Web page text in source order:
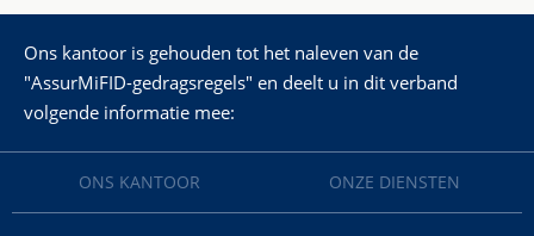
Ons kantoor is gehouden tot het naleven van de
"AssurMiFID-gedragsregels" en deelt u in dit verband
volgende informatie mee:
ONS KANTOOR ONZE DIENSTEN